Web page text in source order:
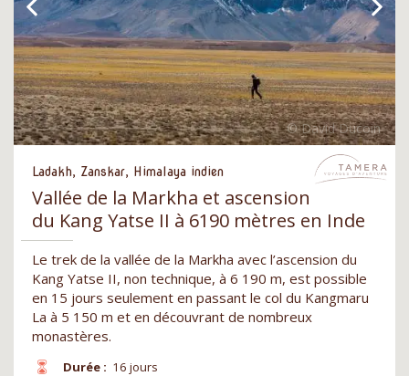
Ladakh, Zanskar, Himalaya indien
Vallée de la Markha et ascension
du Kang Yatse II à 6190 mètres en Inde
Le trek de la vallée de la Markha avec l’ascension du
Kang Yatse II, non technique, à 6 190 m, est possible
en 15 jours seulement en passant le col du Kangmaru
La à 5 150 m et en découvrant de nombreux
monastères.
Durée : 16 jours